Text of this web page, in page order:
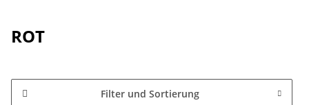
ROT
Filter und Sortierung